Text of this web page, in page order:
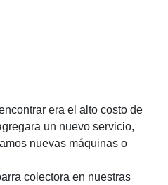
era el alto costo de
un nuevo servicio,
nuevas máquinas o
colectora en nuestras